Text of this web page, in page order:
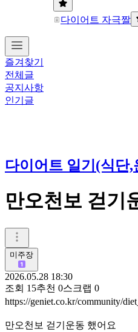
다이어트 자극짤
즐겨찾기
전체글
공지사항
인기글
다이어트 일기(식단,
만오천보 걷기
미주장
2026.05.28 18:30
조회 15추천 0스크랩 0
https://geniet.co.kr/community/
만오천보 걷기운동 했어요